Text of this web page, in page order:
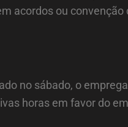
acordos ou convenção
no sábado, o
horas em favor do